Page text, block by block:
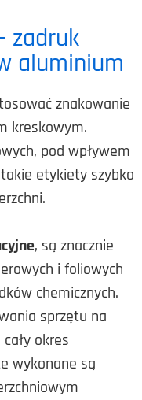
zadruk
aluminium
znakowanie
kreskowym.
pod wpływem
etykiety szybko
, są znacznie
i foliowych
chemicznych.
sprzętu na
okres
wykonane są